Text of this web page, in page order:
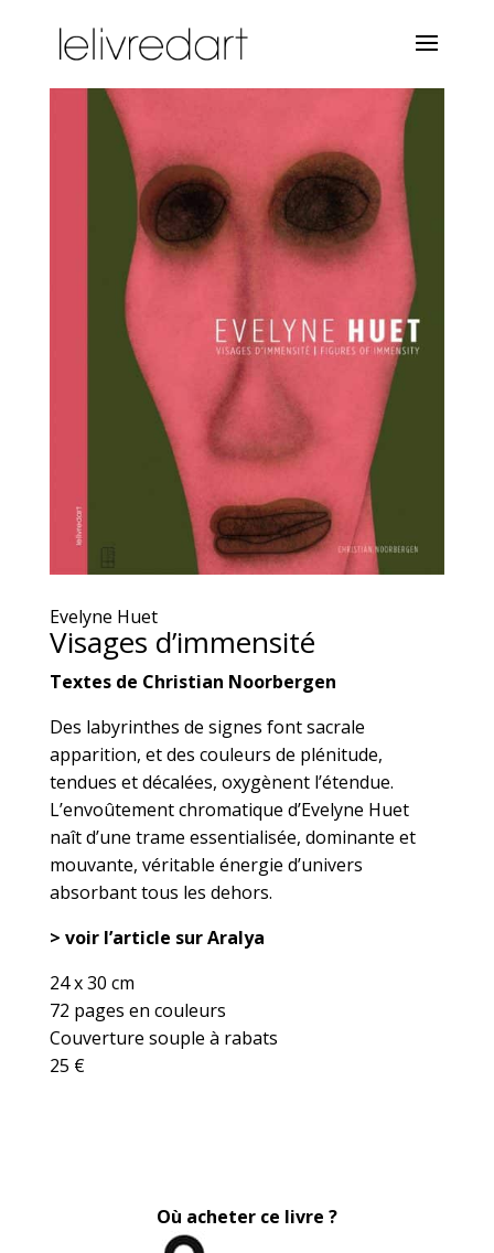
Evelyne Huet
Visages d’immensité
Textes de Christian Noorbergen
Des labyrinthes de signes font sacrale
apparition, et des couleurs de plénitude,
tendues et décalées, oxygènent l’étendue.
L’envoûtement chromatique d’Evelyne Huet
naît d’une trame essentialisée, dominante et
mouvante, véritable énergie d’univers
absorbant tous les dehors.
> voir l’article sur Aralya
24 x 30 cm
72 pages en couleurs
Couverture souple à rabats
25 €
Où acheter ce livre ?